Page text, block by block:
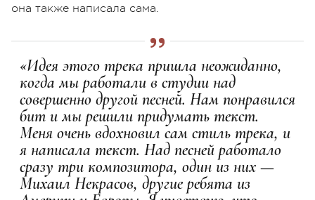
она также написала сама.
«Идея этого трека пришла неожиданно,
когда мы работали в студии над
совершенно другой песней. Нам понравился
бит и мы решили придумать текст.
Меня очень вдохновил сам стиль трека, и
я написала текст. Над песней работало
сразу три композитора, один из них —
Михаил Некрасов, другие ребята из